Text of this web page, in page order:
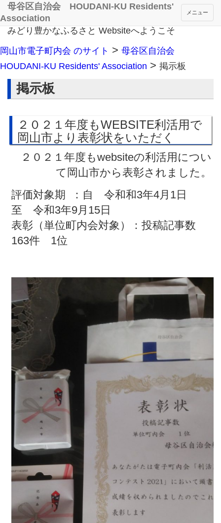
みどり豊かなふるさと Websiteへようこそ
メニュー
母谷区自治会 HOUDANI-KU Residents'
Association
岡山市電子町内会 のサイト > 母谷区自治会
HOUDANI-KU Residents' Association > 掲示板
掲示板
２０２１年度もWEBSITE利活用で
岡山市より表彰状をいただく
２０２１年度もwebsiteの利活用につい
て岡山市から表彰されました。
評価対象期 ：自 令和和3年4月1日
至 令和3年9月15日
表彰（単位町内会対象）：投稿記事数
163件 1位